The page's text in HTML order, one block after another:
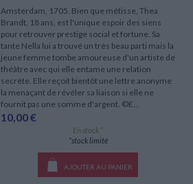
Amsterdam, 1705. Bien que métisse, Thea
Brandt, 18 ans, est l'unique espoir des siens
pour retrouver prestige social et fortune. Sa
tante Nella lui a trouvé un très beau parti mais la
jeune femme tombe amoureuse d'un artiste de
théâtre avec qui elle entame une relation
secrète. Elle reçoit bientôt une lettre anonyme
la menaçant de révéler sa liaison si elle ne
fournit pas une somme d'argent. ©E...
10,00 €
En stock *
*stock limité
AJOUTER AU PANIER